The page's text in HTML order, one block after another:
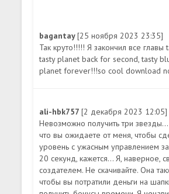
bagantay[25 ноября 2023 23:35]
Так круто!!!!! Я закончил все главы
tasty planet back for second, tasty
planet forever!!!so cool download
ali-hbk757[2 декабря 2023 12:05]
Невозможно получить три
что вы ожидаете от меня, чтобы
уровень с ужасным управлением за
20 секунд, кажется... Я, наверное,
создателем. Не скачивайте. Она
чтобы вы потратили деньги на